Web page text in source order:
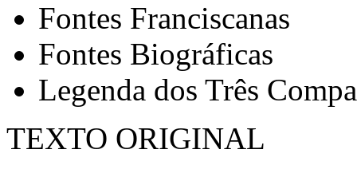
Fontes Franciscanas
Fontes Biográficas
Legenda dos Três
TEXTO ORIGINAL